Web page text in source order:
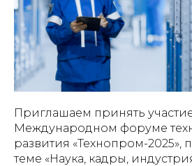
Приглашаем принять
Международном форуме
развития «Технопром-2025»,
теме «Наука, кадры,